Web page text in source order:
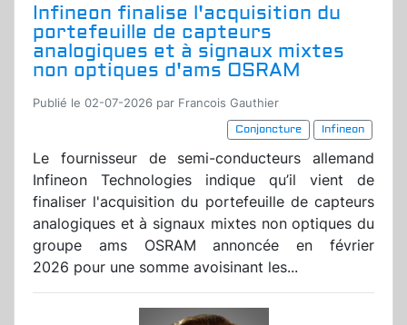
Infineon finalise l'acquisition du
portefeuille de capteurs
analogiques et à signaux mixtes
non optiques d'ams OSRAM
Publié le 02-07-2026 par Francois Gauthier
Conjoncture
Infineon
Le fournisseur de semi-conducteurs allemand
Infineon Technologies indique qu’il vient de
finaliser l'acquisition du portefeuille de capteurs
analogiques et à signaux mixtes non optiques du
groupe ams OSRAM annoncée en février
2026 pour une somme avoisinant les...